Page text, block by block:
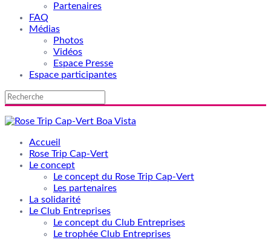
Partenaires
FAQ
Médias
Photos
Vidéos
Espace Presse
Espace participantes
Accueil
Rose Trip Cap-Vert
Le concept
Le concept du Rose Trip Cap-Vert
Les partenaires
La solidarité
Le Club Entreprises
Le concept du Club Entreprises
Le trophée Club Entreprises